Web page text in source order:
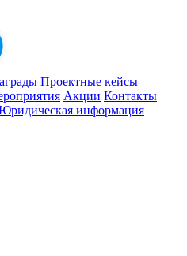
Проектные кейсы
Акции Контакты
информация